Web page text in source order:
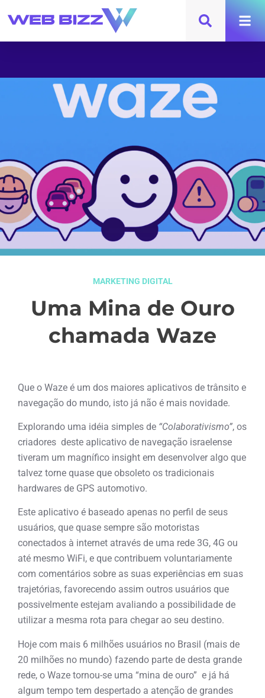
MARKETING DIGITAL
Uma Mina de Ouro
chamada Waze
Que o Waze é um dos maiores aplicativos de trânsito e
navegação do mundo, isto já não é mais novidade.
Explorando uma idéia simples de “Colaborativismo”, os
criadores deste aplicativo de navegação israelense
tiveram um magnífico insight em desenvolver algo que
talvez torne quase que obsoleto os tradicionais
hardwares de GPS automotivo.
Este aplicativo é baseado apenas no perfil de seus
usuários, que quase sempre são motoristas
conectados à internet através de uma rede 3G, 4G ou
até mesmo WiFi, e que contribuem voluntariamente
com comentários sobre as suas experiências em suas
trajetórias, favorecendo assim outros usuários que
possivelmente estejam avaliando a possibilidade de
utilizar a mesma rota para chegar ao seu destino.
Hoje com mais 6 milhões usuários no Brasil (mais de
20 milhões no mundo) fazendo parte de desta grande
rede, o Waze tornou-se uma “mina de ouro” e já há
algum tempo tem despertado a atenção de grandes